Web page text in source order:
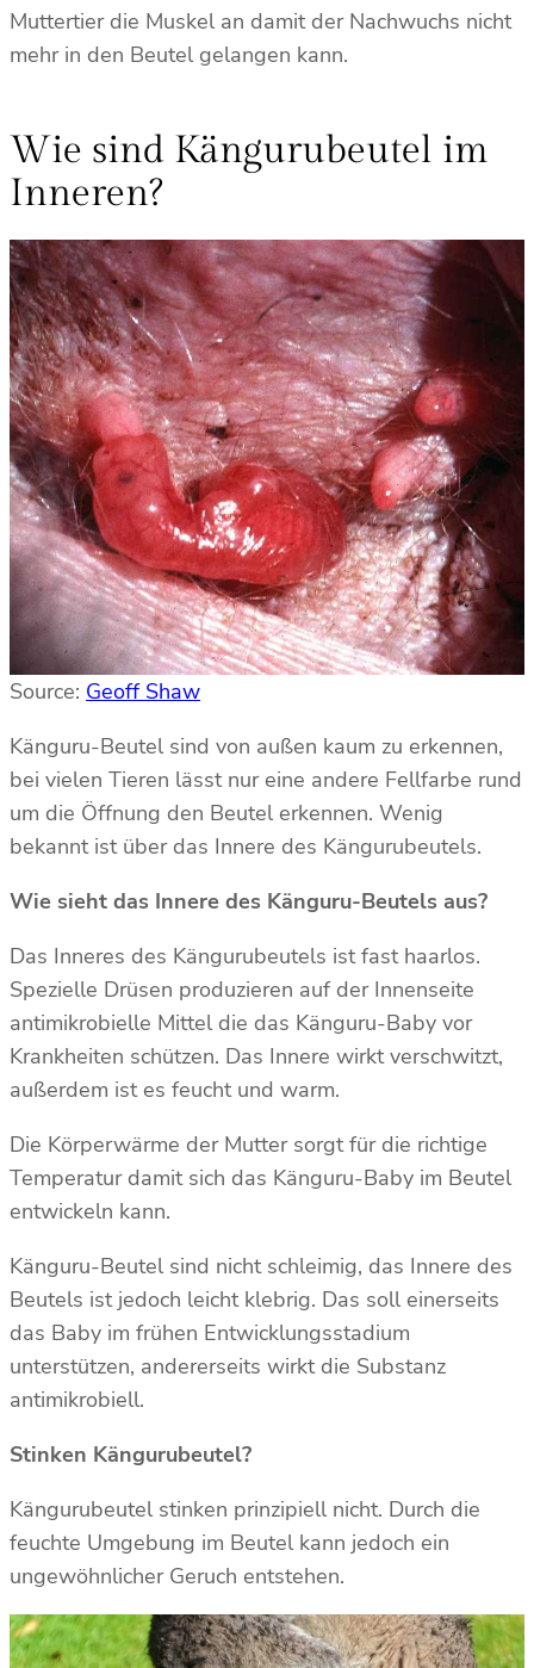
Muttertier die Muskel an damit der Nachwuchs nicht
mehr in den Beutel gelangen kann.
Wie sind Kängurubeutel im
Inneren?
Source: Geoff Shaw
Känguru-Beutel sind von außen kaum zu erkennen,
bei vielen Tieren lässt nur eine andere Fellfarbe rund
um die Öffnung den Beutel erkennen. Wenig
bekannt ist über das Innere des Kängurubeutels.
Wie sieht das Innere des Känguru-Beutels aus?
Das Inneres des Kängurubeutels ist fast haarlos.
Spezielle Drüsen produzieren auf der Innenseite
antimikrobielle Mittel die das Känguru-Baby vor
Krankheiten schützen. Das Innere wirkt verschwitzt,
außerdem ist es feucht und warm.
Die Körperwärme der Mutter sorgt für die richtige
Temperatur damit sich das Känguru-Baby im Beutel
entwickeln kann.
Känguru-Beutel sind nicht schleimig, das Innere des
Beutels ist jedoch leicht klebrig. Das soll einerseits
das Baby im frühen Entwicklungsstadium
unterstützen, andererseits wirkt die Substanz
antimikrobiell.
Stinken Kängurubeutel?
Kängurubeutel stinken prinzipiell nicht. Durch die
feuchte Umgebung im Beutel kann jedoch ein
ungewöhnlicher Geruch entstehen.